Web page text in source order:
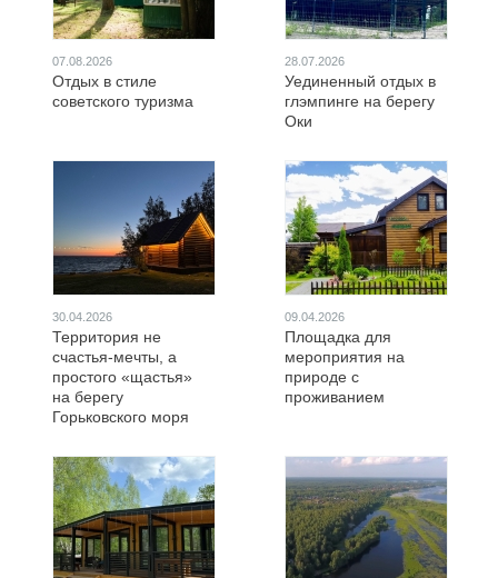
07.08.2026
Отдых в стиле
советского туризма
28.07.2026
Уединенный отдых в
глэмпинге на берегу
Оки
30.04.2026
Территория не
счастья-мечты, а
простого «щастья»
на берегу
Горьковского моря
09.04.2026
Площадка для
мероприятия на
природе с
проживанием